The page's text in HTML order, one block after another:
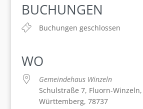
BUCHUNGEN
Buchungen geschlossen
WO
Gemeindehaus Winzeln
Schulstraße 7, Fluorn-
Württemberg, 78737